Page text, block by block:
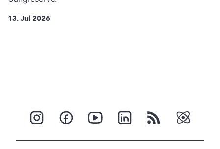
13. Jul 2026